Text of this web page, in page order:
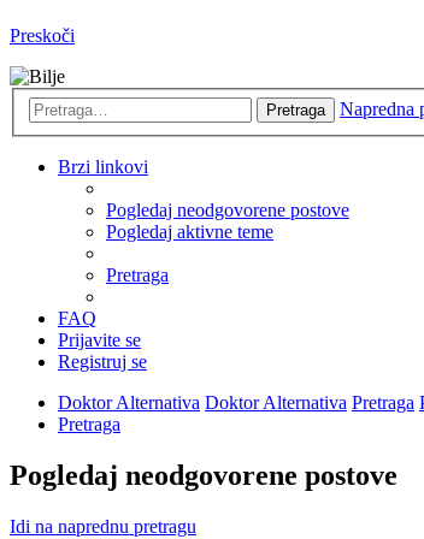
Preskoči
Pretraga Napredna
Brzi linkovi
Pogledaj neodgovorene postove
Pogledaj aktivne teme
Pretraga
FAQ
Prijavite se
Registruj se
Doktor Alternativa Doktor Alternativa Pretraga
Pretraga
Pogledaj neodgovorene postove
Idi na naprednu pretragu